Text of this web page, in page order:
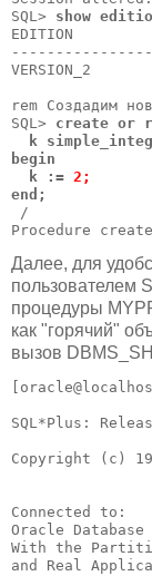
SQL> show
EDITION
VERSION_2
rem Создадим
SQL> create or
k
begin
  k :=
2;
end;
/
Далее, для
пользователем
процедуры
как "горячий"
вызов
SQL*Plus:
Copyright (c)
Connected to:
Oracle
With the
and Real